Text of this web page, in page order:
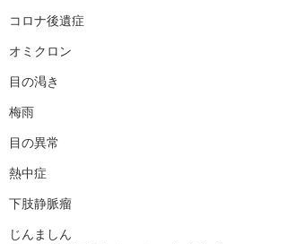
コロナ後遺症
オミクロン
目の渇き
梅雨
目の異常
熱中症
下肢静脈瘤
じんましん